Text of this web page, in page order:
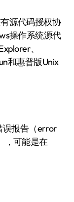
源代码授权协
操作系统源代
、
和惠普版Unix
报告（error
，可能是在